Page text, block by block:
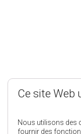
Ce site Web
Nous utilisons des
fournir des